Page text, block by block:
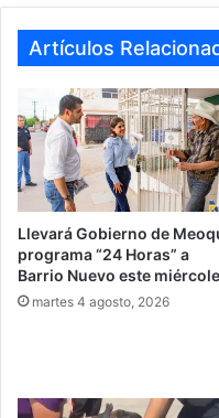
Artículos
Llevará Gobierno de
programa “24 Horas” a
Barrio Nuevo este
martes 4 agosto, 2026